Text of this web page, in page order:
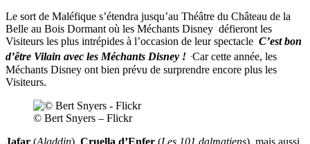
Le sort de Maléfique s’étendra jusqu’au Théâtre du Château de la
Belle au Bois Dormant où les Méchants Disney défieront les
Visiteurs les plus intrépides à l’occasion de leur spectacle C’est bon
d’être Vilain avec les Méchants Disney ! Car cette année, les
Méchants Disney ont bien prévu de surprendre encore plus les
Visiteurs.
© Bert Snyers – Flickr
Jafar (Aladdin), Cruella d’Enfer (Les 101 dalmatiens), mais aussi